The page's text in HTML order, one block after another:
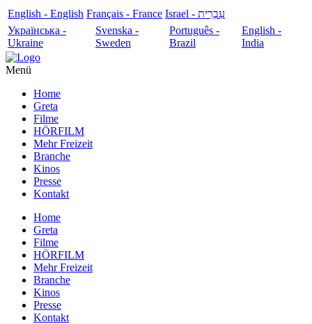
English - English Français - France
עִבְרִית - Israel
Українська -
Ukraine
Svenska -
Sweden
Português -
Brazil
English -
India
Menü
Home
Greta
Filme
HÖRFILM
Mehr Freizeit
Branche
Kinos
Presse
Kontakt
Home
Greta
Filme
HÖRFILM
Mehr Freizeit
Branche
Kinos
Presse
Kontakt